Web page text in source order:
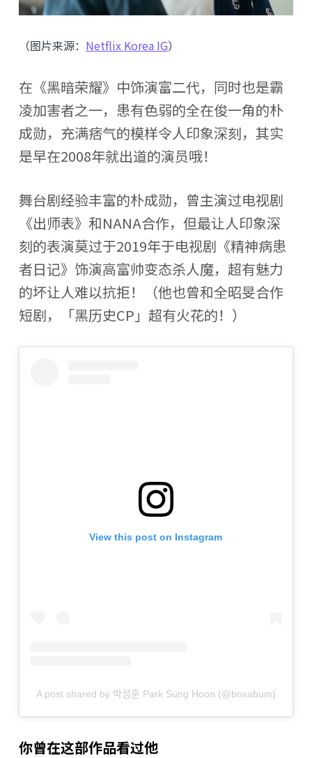
（图片来源： Netflix Korea IG）
在《黑暗荣耀》中饰演富二代，同时也是霸
凌加害者之一，患有色弱的全在俊一角的朴
成勋，充满痞气的模样令人印象深刻，其实
是早在2008年就出道的演员哦！
舞台剧经验丰富的朴成勋，曾主演过电视剧
《出师表》和NANA合作，但最让人印象深
刻的表演莫过于2019年于电视剧《精神病患
者日记》饰演高富帅变态杀人魔，超有魅力
的坏让人难以抗拒！（他也曾和全昭旻合作
短剧，「黑历史CP」超有火花的！）
View this post on Instagram
A post shared by 박성훈 Park Sung Hoon (@boxabum)
你曾在这部作品看过他